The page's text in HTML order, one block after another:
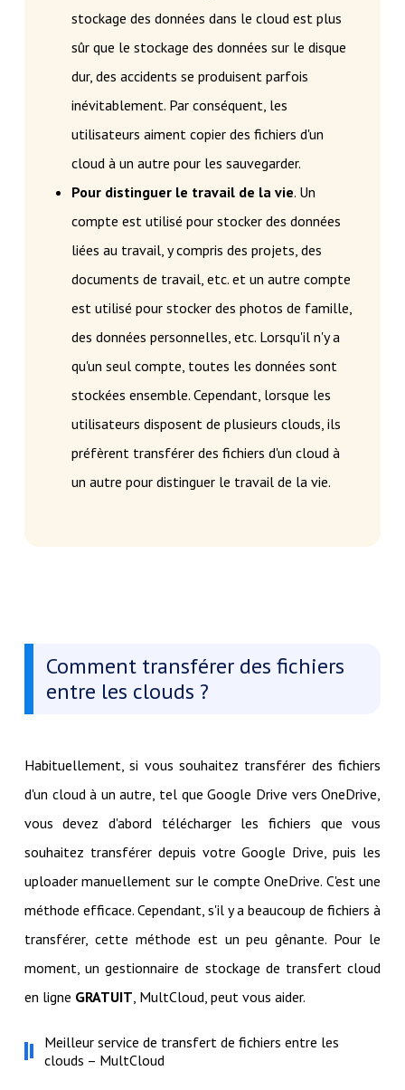
stockage des données dans le cloud est plus
sûr que le stockage des données sur le disque
dur, des accidents se produisent parfois
inévitablement. Par conséquent, les
utilisateurs aiment copier des fichiers d'un
cloud à un autre pour les sauvegarder.
Pour distinguer le travail de la vie. Un
compte est utilisé pour stocker des données
liées au travail, y compris des projets, des
documents de travail, etc. et un autre compte
est utilisé pour stocker des photos de famille,
des données personnelles, etc. Lorsqu'il n'y a
qu'un seul compte, toutes les données sont
stockées ensemble. Cependant, lorsque les
utilisateurs disposent de plusieurs clouds, ils
préfèrent transférer des fichiers d'un cloud à
un autre pour distinguer le travail de la vie.
Comment transférer des fichiers
entre les clouds ?
Habituellement, si vous souhaitez transférer des fichiers
d'un cloud à un autre, tel que Google Drive vers OneDrive,
vous devez d'abord télécharger les fichiers que vous
souhaitez transférer depuis votre Google Drive, puis les
uploader manuellement sur le compte OneDrive. C'est une
méthode efficace. Cependant, s'il y a beaucoup de fichiers à
transférer, cette méthode est un peu gênante. Pour le
moment, un gestionnaire de stockage de transfert cloud
en ligne GRATUIT, MultCloud, peut vous aider.
Meilleur service de transfert de fichiers entre les
clouds – MultCloud